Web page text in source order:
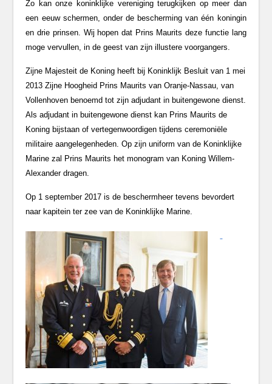
Zo kan onze koninklijke vereniging terugkijken op meer dan
een eeuw schermen, onder de bescherming van één koningin
en drie prinsen. Wij hopen dat Prins Maurits deze functie lang
moge vervullen, in de geest van zijn illustere voorgangers.
Zijne Majesteit de Koning heeft bij Koninklijk Besluit van 1 mei
2013 Zijne Hoogheid Prins Maurits van Oranje-Nassau, van
Vollenhoven benoemd tot zijn adjudant in buitengewone dienst.
Als adjudant in buitengewone dienst kan Prins Maurits de
Koning bijstaan of vertegenwoordigen tijdens ceremoniële
militaire aangelegenheden. Op zijn uniform van de Koninklijke
Marine zal Prins Maurits het monogram van Koning Willem-
Alexander dragen.
Op 1 september 2017 is de beschermheer tevens bevordert
naar kapitein ter zee van de Koninklijke Marine.